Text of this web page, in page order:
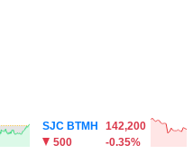
SJC BTMH
142,200
500
-0.35%